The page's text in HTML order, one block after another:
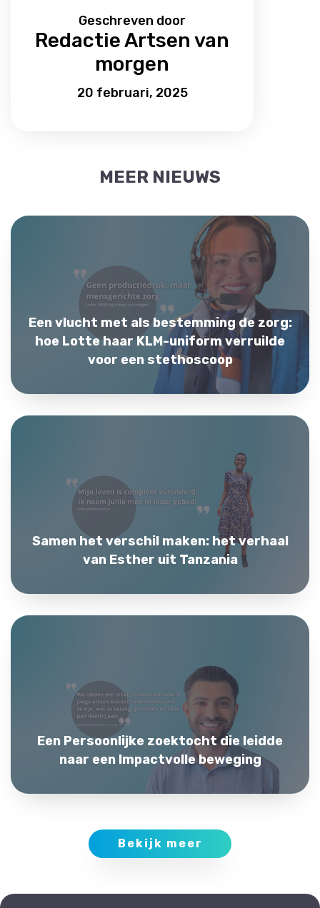
Geschreven door
Redactie Artsen van
morgen
20 februari, 2025
MEER NIEUWS
Een vlucht met als bestemming de zorg:
hoe Lotte haar KLM-uniform verruilde
voor een stethoscoop
Samen het verschil maken: het verhaal
van Esther uit Tanzania
Een Persoonlijke zoektocht die leidde
naar een Impactvolle beweging
Bekijk meer